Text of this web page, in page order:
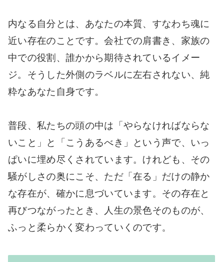
内なる自分とは、あなたの本質、すなわち魂に
近い存在のことです。会社での肩書き、家族の
中での役割、誰かから期待されているイメー
ジ。そうした外側のラベルに左右されない、純
粋なあなた自身です。
普段、私たちの頭の中は「やらなければならな
いこと」と「こうあるべき」という声で、いっ
ぱいに埋め尽くされています。けれども、その
騒がしさの奥にこそ、ただ「在る」だけの静か
な存在が、確かに息づいています。その存在と
再びつながったとき、人生の景色そのものが、
ふっと柔らかく変わっていくのです。